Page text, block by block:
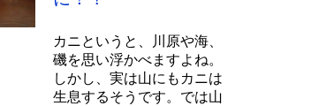
カニというと、川原や海、
磯を思い浮かべますよね。
しかし、実は山にもカニは
生息するそうです。では山